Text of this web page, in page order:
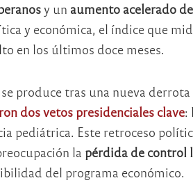
y un aumento acelerado
y económica, el índice que
en los últimos doce meses.
produce tras una nueva
dos vetos presidenciales clave:
pediátrica. Este retroceso
la pérdida de control
del programa económico.